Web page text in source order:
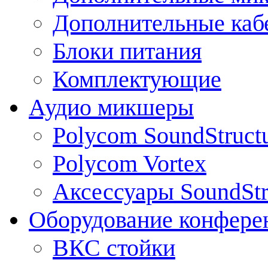
Дополнительные
Блоки питания
Комплектующие
Аудио микшеры
Polycom
Polycom Vortex
Аксессуары
Оборудование
ВКС стойки